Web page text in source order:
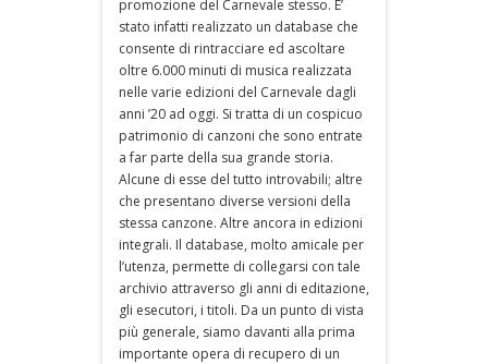
promozione del Carnevale stesso. E’
stato infatti realizzato un database che
consente di rintracciare ed ascoltare
oltre 6.000 minuti di musica realizzata
nelle varie edizioni del Carnevale dagli
anni ’20 ad oggi. Si tratta di un cospicuo
patrimonio di canzoni che sono entrate
a far parte della sua grande storia.
Alcune di esse del tutto introvabili; altre
che presentano diverse versioni della
stessa canzone. Altre ancora in edizioni
integrali. Il database, molto amicale per
l’utenza, permette di collegarsi con tale
archivio attraverso gli anni di editazione,
gli esecutori, i titoli. Da un punto di vista
più generale, siamo davanti alla prima
importante opera di recupero di un